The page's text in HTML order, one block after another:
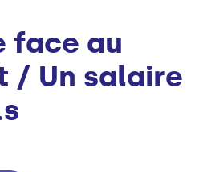
face au
/ Un salaire